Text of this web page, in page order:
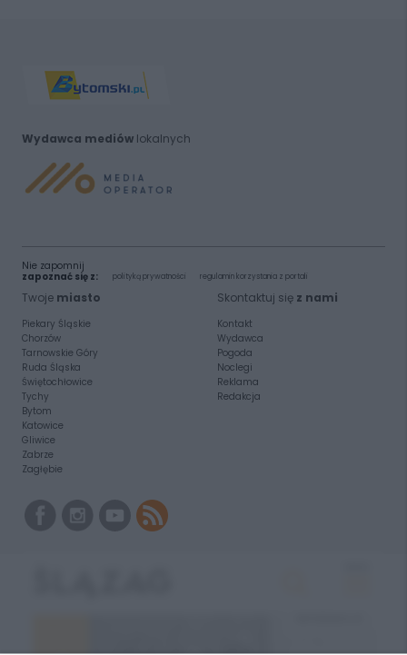
Wydawca mediówlokalnych
Nie zapomnij
zapoznać się z:
polityką prywatności regulamin korzystania z portali
Twoje miasto
Piekary Śląskie
Chorzów
Tarnowskie Góry
Ruda Śląska
Świętochłowice
Tychy
Bytom
Katowice
Gliwice
Zabrze
Zagłębie
Skontaktuj się z nami
Kontakt
Wydawca
Pogoda
Noclegi
Reklama
Redakcja